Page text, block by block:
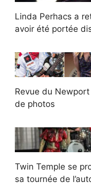
Linda Perhacs a
avoir été portée
Revue du
de photos
Twin Temple se
sa tournée de